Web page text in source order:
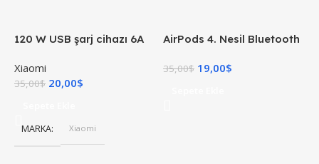
120 W USB şarj cihazı 6A
Turbo şarj hızlı şarj
Xiaomi
35,00$ 20,00$
MARKA Xiaomi
AirPods 4. Nesil Bluetooth
35,00$ 19,00$